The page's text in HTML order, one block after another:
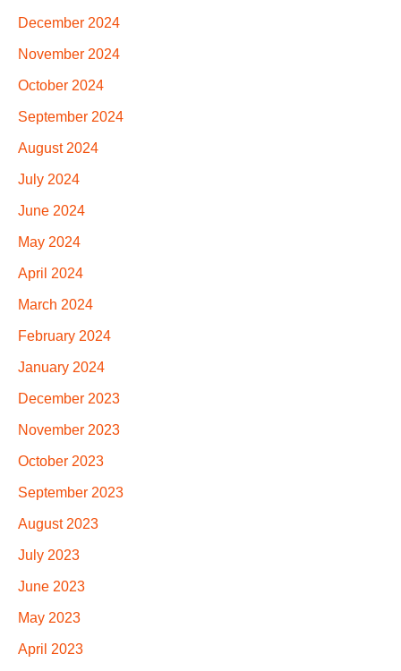
December 2024
November 2024
October 2024
September 2024
August 2024
July 2024
June 2024
May 2024
April 2024
March 2024
February 2024
January 2024
December 2023
November 2023
October 2023
September 2023
August 2023
July 2023
June 2023
May 2023
April 2023